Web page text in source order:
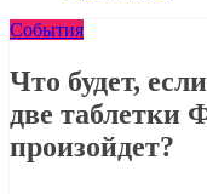
События
Что будет,
две таблетки
произойдет?